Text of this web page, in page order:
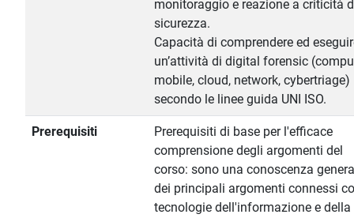
monitoraggio e reazione a criticità
sicurezza.
Capacità di comprendere ed
un’attività di digital forensic
mobile, cloud, network, cybertriage)
secondo le linee guida UNI ISO.
Prerequisiti
Prerequisiti di base per l'efficace
comprensione degli argomenti del
corso: sono una conoscenza
dei principali argomenti connessi
tecnologie dell'informazione e della